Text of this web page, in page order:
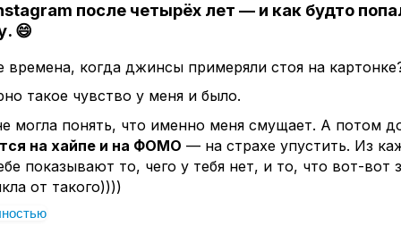
что вы ему предлагаете.
мимо.
работать только тогда, когда в нем появляется
практике — канал должен быть построен
после четырёх лет — и как будто
😄
времена, когда джинсы примеряли стоя на
такое чувство у меня и было.
могла понять, что именно меня смущает. А потом
на хайпе и на ФОМО — на страхе упустить. Из
показывают то, чего у тебя нет, и то, что вот-вот
от такого))))
понимаю людей, которые залипают там сутками и